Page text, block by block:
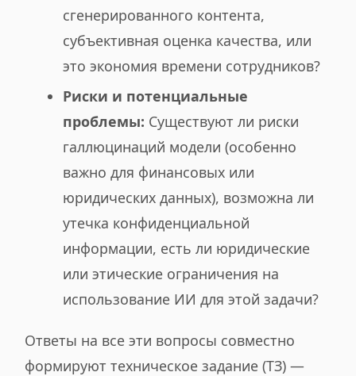
сгенерированного контента,
субъективная оценка качества, или
это экономия времени сотрудников?
Риски и потенциальные
проблемы: Существуют ли риски
галлюцинаций модели (особенно
важно для финансовых или
юридических данных), возможна ли
утечка конфиденциальной
информации, есть ли юридические
или этические ограничения на
использование ИИ для этой задачи?
Ответы на все эти вопросы совместно
формируют техническое задание (ТЗ) —